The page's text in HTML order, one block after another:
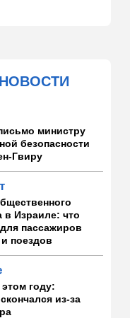
министру
безопасности
Гвиру
в Израиле: что
пассажиров
поездов
году:
из-за